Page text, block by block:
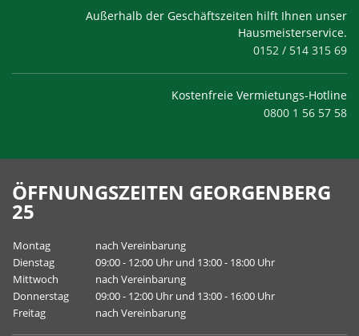
Außerhalb der Geschäftszeiten hilft Ihnen unser
Hausmeisterservice.
0152 / 514 315 69
Kostenfreie Vermietungs-Hotline
0800 1 56 57 58
ÖFFNUNGSZEITEN GEORGENBERG
25
Montag
nach Vereinbarung
Dienstag
09:00 - 12:00 Uhr und 13:00 - 18:00 Uhr
Mittwoch
nach Vereinbarung
Donnerstag
09:00 - 12:00 Uhr und 13:00 - 16:00 Uhr
Freitag
nach Vereinbarung